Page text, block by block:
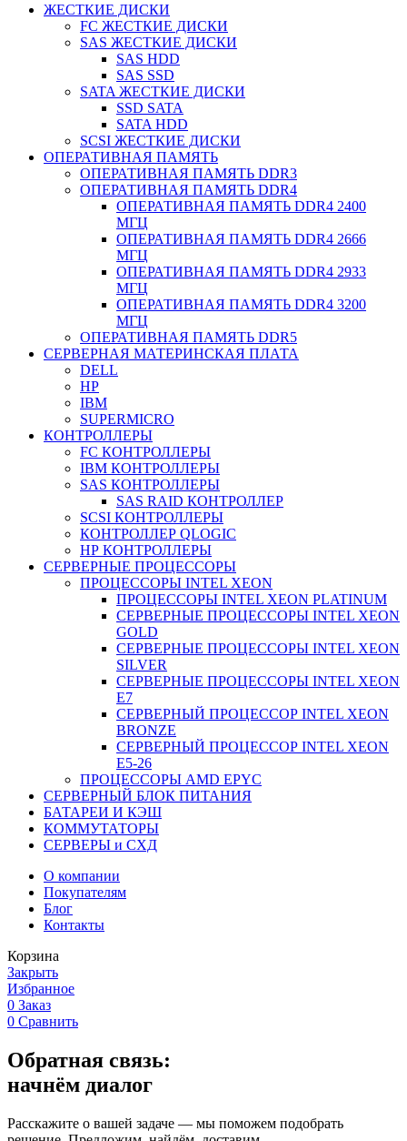
ЖЕСТКИЕ ДИСКИ
FC ЖЕСТКИЕ ДИСКИ
SAS ЖЕСТКИЕ ДИСКИ
SAS HDD
SAS SSD
SATA ЖЕСТКИЕ ДИСКИ
SSD SATA
SATA HDD
SCSI ЖЕСТКИЕ ДИСКИ
ОПЕРАТИВНАЯ ПАМЯТЬ
ОПЕРАТИВНАЯ ПАМЯТЬ DDR3
ОПЕРАТИВНАЯ ПАМЯТЬ DDR4
ОПЕРАТИВНАЯ ПАМЯТЬ DDR4 2400
МГЦ
ОПЕРАТИВНАЯ ПАМЯТЬ DDR4 2666
МГЦ
ОПЕРАТИВНАЯ ПАМЯТЬ DDR4 2933
МГЦ
ОПЕРАТИВНАЯ ПАМЯТЬ DDR4 3200
МГЦ
ОПЕРАТИВНАЯ ПАМЯТЬ DDR5
СЕРВЕРНАЯ МАТЕРИНСКАЯ ПЛАТА
DELL
HP
IBM
SUPERMICRO
КОНТРОЛЛЕРЫ
FC КОНТРОЛЛЕРЫ
IBM КОНТРОЛЛЕРЫ
SAS КОНТРОЛЛЕРЫ
SAS RAID КОНТРОЛЛЕР
SCSI КОНТРОЛЛЕРЫ
КОНТРОЛЛЕР QLOGIC
НР КОНТРОЛЛЕРЫ
СЕРВЕРНЫЕ ПРОЦЕССОРЫ
ПРОЦЕССОРЫ INTEL XEON
ПРОЦЕССОРЫ INTEL XEON PLATINUM
СЕРВЕРНЫЕ ПРОЦЕССОРЫ INTEL XEON
GOLD
СЕРВЕРНЫЕ ПРОЦЕССОРЫ INTEL XEON
SILVER
СЕРВЕРНЫЕ ПРОЦЕССОРЫ INTEL XEON
Е7
СЕРВЕРНЫЙ ПРОЦЕССОР INTEL XEON
BRONZE
СЕРВЕРНЫЙ ПРОЦЕССОР INTEL XEON
Е5-26
ПРОЦЕССОРЫ AMD EPYC
СЕРВЕРНЫЙ БЛОК ПИТАНИЯ
БАТАРЕИ И КЭШ
КОММУТАТОРЫ
СЕРВЕРЫ и СХД
О компании
Покупателям
Блог
Контакты
Корзина
Закрыть
Избранное
0 Заказ
0 Сравнить
Обратная связь:
начнём диалог
Расскажите о вашей задаче — мы поможем подобрать